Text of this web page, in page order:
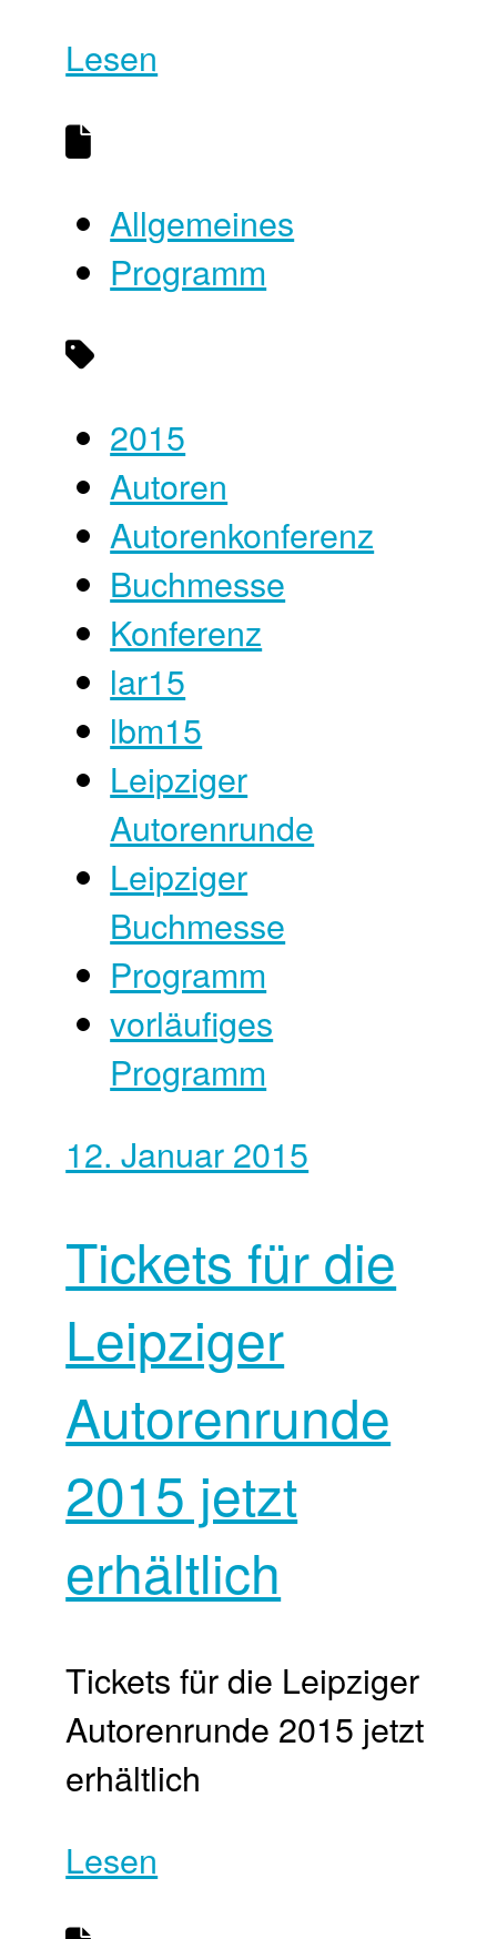
Lesen
Allgemeines
Programm
2015
Autoren
Autorenkonferenz
Buchmesse
Konferenz
lar15
lbm15
Leipziger
Autorenrunde
Leipziger
Buchmesse
Programm
vorläufiges
Programm
12. Januar 2015
Tickets für die
Leipziger
Autorenrunde
2015 jetzt
erhältlich
Tickets für die Leipziger
Autorenrunde 2015 jetzt
erhältlich
Lesen